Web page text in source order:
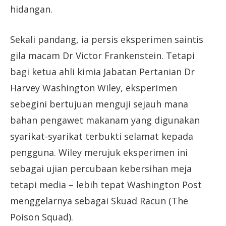
hidangan.
Sekali pandang, ia persis eksperimen saintis
gila macam Dr Victor Frankenstein. Tetapi
bagi ketua ahli kimia Jabatan Pertanian Dr
Harvey Washington Wiley, eksperimen
sebegini bertujuan menguji sejauh mana
bahan pengawet makanam yang digunakan
syarikat-syarikat terbukti selamat kepada
pengguna. Wiley merujuk eksperimen ini
sebagai ujian percubaan kebersihan meja
tetapi media – lebih tepat Washington Post
menggelarnya sebagai Skuad Racun (The
Poison Squad).